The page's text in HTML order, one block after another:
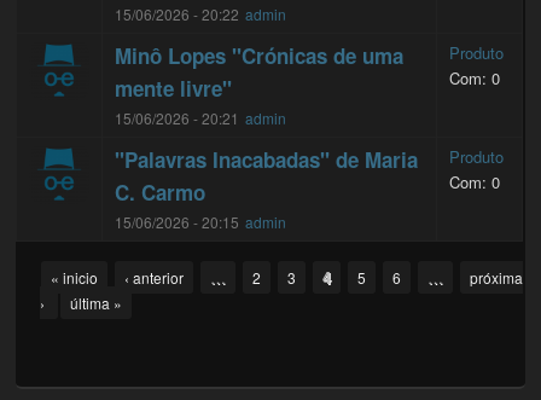
15/06/2026 - 20:22 admin
Minô Lopes "Crónicas de uma
mente livre"
15/06/2026 - 20:21 admin
Produto
Com: 0
"Palavras Inacabadas" de Maria
C. Carmo
15/06/2026 - 20:15 admin
Produto
Com: 0
Pages« inicio ‹ anterior … 2 3 4 5 6 …
próxima
›
última »